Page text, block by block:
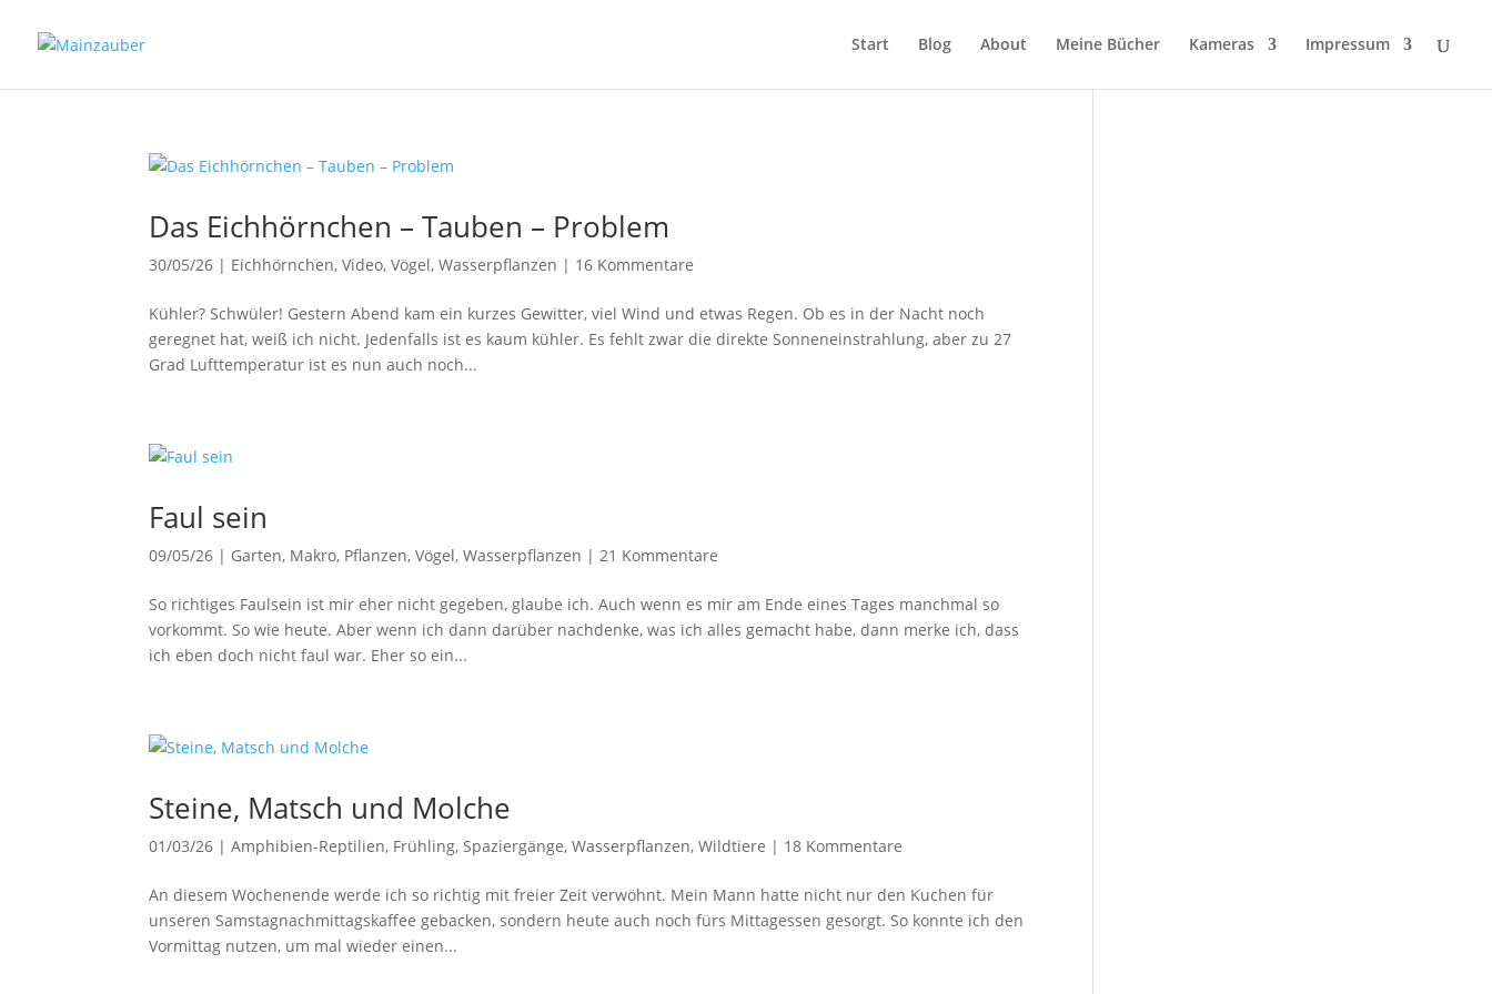
Start Blog About Meine Bücher Kameras Impressum
Das Eichhörnchen – Tauben – Problem
30/05/26 | Eichhörnchen,Video,Vögel,Wasserpflanzen | 16 Kommentare
Kühler? Schwüler! Gestern Abend kam ein kurzes Gewitter, viel Wind und etwas Regen. Ob es in der Nacht noch
geregnet hat, weiß ich nicht. Jedenfalls ist es kaum kühler. Es fehlt zwar die direkte Sonneneinstrahlung, aber zu 27
Grad Lufttemperatur ist es nun auch noch...
Faul sein
09/05/26 | Garten, Makro, Pflanzen,Vögel,Wasserpflanzen |21 Kommentare
So richtiges Faulsein ist mir eher nicht gegeben, glaube ich. Auch wenn es mir am Ende eines Tages manchmal so
vorkommt. So wie heute. Aber wenn ich dann darüber nachdenke, was ich alles gemacht habe, dann merke ich, dass
ich eben doch nicht faul war. Eher so ein...
Steine, Matsch und Molche
01/03/26 |Amphibien-Reptilien, Frühling,Spaziergänge,Wasserpflanzen,Wildtiere | 18 Kommentare
An diesem Wochenende werde ich so richtig mit freier Zeit verwöhnt. Mein Mann hatte nicht nur den Kuchen für
unseren Samstagnachmittagskaffee gebacken, sondern heute auch noch fürs Mittagessen gesorgt. So konnte ich den
Vormittag nutzen, um mal wieder einen...